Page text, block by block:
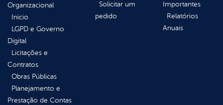
Organizacional
Inicio
LGPD e Governo
Digital
Licitações e
Contratos
Obras Públicas
Planejamento e
Prestação de Contas
Solicitar um
pedido
Importantes
Relatórios
Anuais